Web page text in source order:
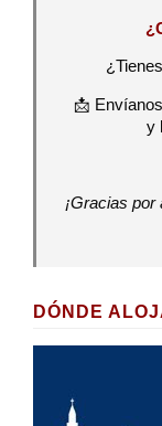
📩
y
¡Gracias
DÓNDE